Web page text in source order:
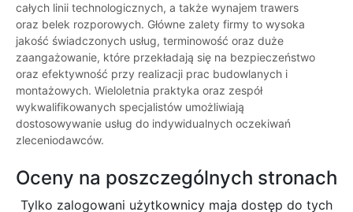
całych linii technologicznych, a także wynajem trawers
oraz belek rozporowych. Główne zalety firmy to wysoka
jakość świadczonych usług, terminowość oraz duże
zaangażowanie, które przekładają się na bezpieczeństwo
oraz efektywność przy realizacji prac budowlanych i
montażowych. Wieloletnia praktyka oraz zespół
wykwalifikowanych specjalistów umożliwiają
dostosowywanie usług do indywidualnych oczekiwań
zleceniodawców.
Oceny na poszczególnych stronach
Tylko zalogowani użytkownicy maja dostęp do tych